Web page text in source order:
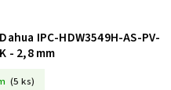
IPC-HDW3549H-AS-PV-
- 2,8 mm
(5 ks)